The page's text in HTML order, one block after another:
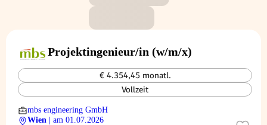
Projektingenieur/in (w/m/x)
€ 4.354,45 monatl.
Vollzeit
mbs engineering GmbH
Wien
| am 01.07.2026